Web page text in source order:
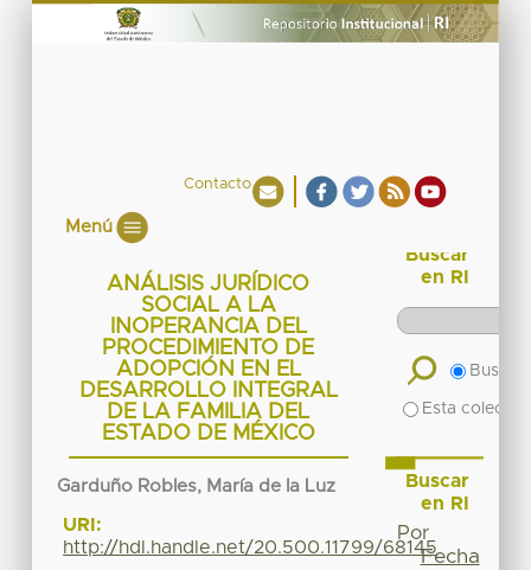
Contacto
Menú
ANÁLISIS JURÍDICO
SOCIAL A LA
INOPERANCIA DEL
PROCEDIMIENTO DE
ADOPCIÓN EN EL
DESARROLLO INTEGRAL
DE LA FAMILIA DEL
ESTADO DE MÉXICO
Garduño Robles, María de la Luz
URI:
http://hdl.handle.net/20.500.11799/68145
Buscar
en RI
Buscar
Esta
Buscar
en RI
Por
Fecha